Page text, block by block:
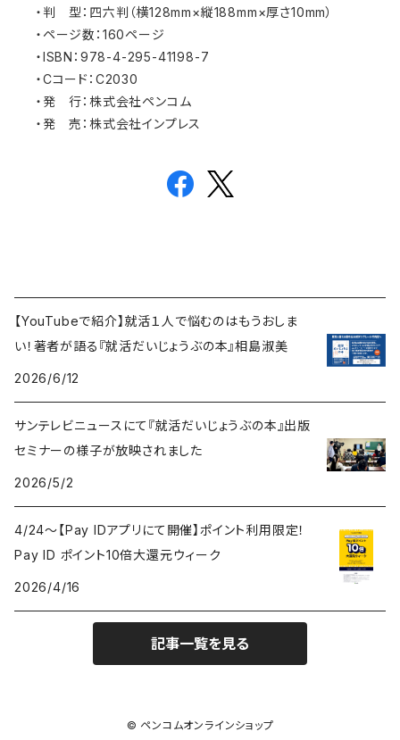
・判 型：四六判（横128mm×縦188mm×厚さ10mm）
・ページ数：160ページ
・ISBN：978-4-295-41198-7
・Cコード：C2030
・発 行：株式会社ペンコム
・発 売：株式会社インプレス
【YouTubeで紹介】就活１人で悩むのはもうおしま
い！著者が語る『就活だいじょうぶの本』相島淑美
2026/6/12
サンテレビニュースにて『就活だいじょうぶの本』出版
セミナーの様子が放映されました
2026/5/2
4/24〜【Pay IDアプリにて開催】ポイント利用限定！
Pay ID ポイント10倍大還元ウィーク
2026/4/16
記事一覧を見る
© ペンコムオンラインショップ